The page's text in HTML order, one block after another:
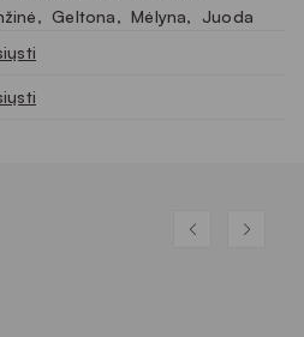
, Geltona, Mėlyna, Juoda